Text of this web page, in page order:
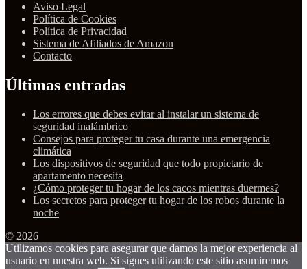
Aviso Legal
Política de Cookies
Política de Privacidad
Sistema de Afiliados de Amazon
Contacto
Últimas entradas
Los errores que debes evitar al instalar un sistema de
seguridad inalámbrico
Consejos para proteger tu casa durante una emergencia
climática
Los dispositivos de seguridad que todo propietario de
apartamento necesita
¿Cómo proteger tu hogar de los cacos mientras duermes?
Los secretos para proteger tu hogar de los robos durante la
noche
© 2026
Utilizamos cookies para asegurar que damos la mejor experiencia al
usuario en nuestra web. Si sigues utilizando este sitio asumiremos